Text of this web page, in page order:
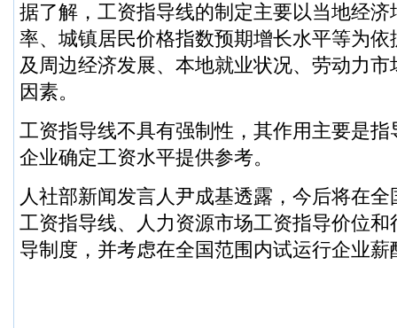
据了解，工资指导线的制定主要以当地经
率、城镇居民价格指数预期增长水平等为
及周边经济发展、本地就业状况、劳动力
因素。
工资指导线不具有强制性，其作用主要是
企业确定工资水平提供参考。
人社部新闻发言人尹成基透露，今后将在
工资指导线、人力资源市场工资指导价位
导制度，并考虑在全国范围内试运行企业薪